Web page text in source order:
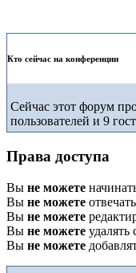
Кто сейчас на конференции
Сейчас этот форум
пользователей и 9
Права доступа
Вы не можете
Вы не можете
Вы не можете
Вы не можете
Вы не можете